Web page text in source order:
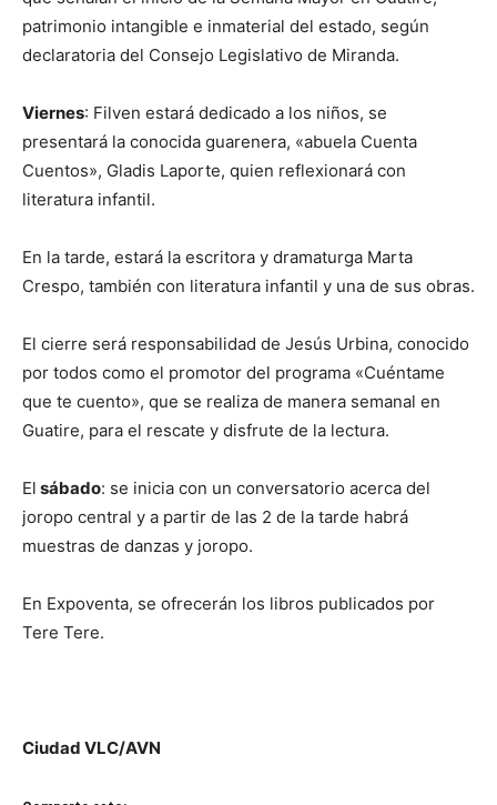
patrimonio intangible e inmaterial del estado, según
declaratoria del Consejo Legislativo de Miranda.
Viernes: Filven estará dedicado a los niños, se
presentará la conocida guarenera, «abuela Cuenta
Cuentos», Gladis Laporte, quien reflexionará con
literatura infantil.
En la tarde, estará la escritora y dramaturga Marta
Crespo, también con literatura infantil y una de sus obras.
El cierre será responsabilidad de Jesús Urbina, conocido
por todos como el promotor del programa «Cuéntame
que te cuento», que se realiza de manera semanal en
Guatire, para el rescate y disfrute de la lectura.
El sábado: se inicia con un conversatorio acerca del
joropo central y a partir de las 2 de la tarde habrá
muestras de danzas y joropo.
En Expoventa, se ofrecerán los libros publicados por
Tere Tere.
Ciudad VLC/AVN